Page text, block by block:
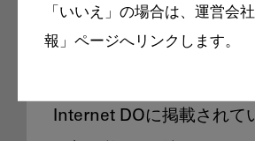
「いいえ」の場合は、運営会
報」ページへリンクします。
製品価格も閲覧
Internet DOに掲載されて